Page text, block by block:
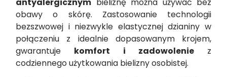
antyalergicznym bieliznę można używać bez
obawy o skórę. Zastosowanie technologii
bezszwowej i niezwykle elastycznej dzianiny w
połączeniu z idealnie dopasowanym krojem,
gwarantuje komfort i zadowoleniez
codziennego użytkowania bielizny osobistej.